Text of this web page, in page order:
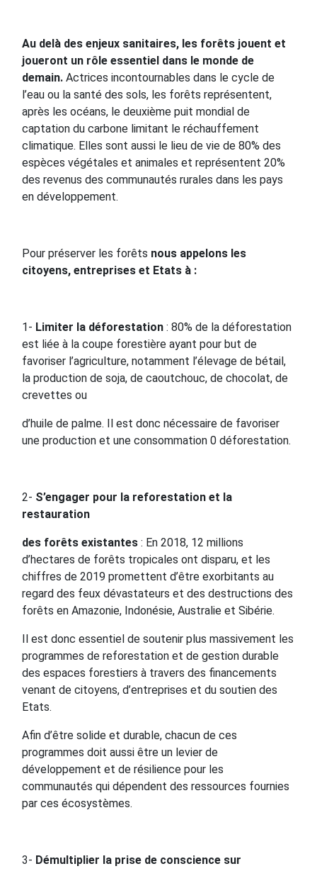
Au delà des enjeux sanitaires, les forêts jouent et
joueront un rôle essentiel dans le monde de
demain. Actrices incontournables dans le cycle de
l’eau ou la santé des sols, les forêts représentent,
après les océans, le deuxième puit mondial de
captation du carbone limitant le réchauffement
climatique. Elles sont aussi le lieu de vie de 80% des
espèces végétales et animales et représentent 20%
des revenus des communautés rurales dans les pays
en développement.
Pour préserver les forêts nous appelons les
citoyens, entreprises et Etats à :
1- Limiter la déforestation : 80% de la déforestation
est liée à la coupe forestière ayant pour but de
favoriser l’agriculture, notamment l’élevage de bétail,
la production de soja, de caoutchouc, de chocolat, de
crevettes ou
d’huile de palme. Il est donc nécessaire de favoriser
une production et une consommation 0 déforestation.
2- S’engager pour la reforestation et la
restauration
des forêts existantes : En 2018, 12 millions
d’hectares de forêts tropicales ont disparu, et les
chiffres de 2019 promettent d’être exorbitants au
regard des feux dévastateurs et des destructions des
forêts en Amazonie, Indonésie, Australie et Sibérie.
Il est donc essentiel de soutenir plus massivement les
programmes de reforestation et de gestion durable
des espaces forestiers à travers des financements
venant de citoyens, d’entreprises et du soutien des
Etats.
Afin d’être solide et durable, chacun de ces
programmes doit aussi être un levier de
développement et de résilience pour les
communautés qui dépendent des ressources fournies
par ces écosystèmes.
3- Démultiplier la prise de conscience sur